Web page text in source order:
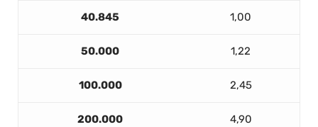
40.845 1,00
50.000 1,22
100.000 2,45
200.000 4,90